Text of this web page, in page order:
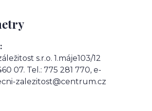
s.r.o. 1.máje103/12
07. Tel.: 775 281 770, e-
zalezitost@centrum.cz